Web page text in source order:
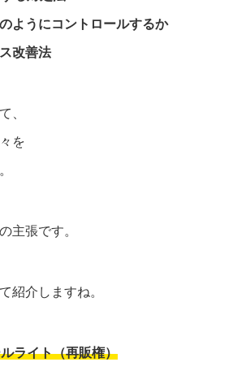
ようにコントロールするか
改善法
、
を
主張です。
紹介しますね。
ライト（再販権）